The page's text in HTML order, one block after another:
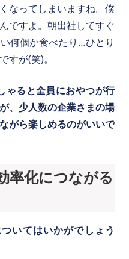
なってしまいますね。僕
ですよ。朝出社してすぐ
何個か食べたり…ひとり
すが(笑)。
ゃると全員におやつが行
、少人数の企業さまの場
がら楽しめるのがいいで
率化につながる
いてはいかがでしょう